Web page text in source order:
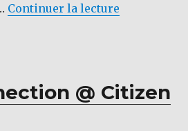
Continuer la lecturede «
@ Citizen